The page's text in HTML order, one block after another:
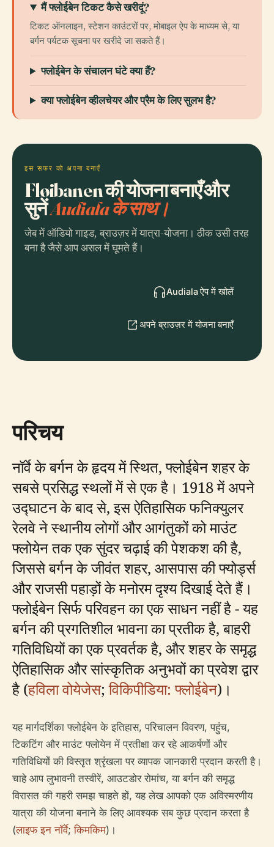
मैं फ्लोईबेन टिकट कैसे खरीदूं?
टिकट ऑनलाइन, स्टेशन काउंटरों पर, मोबाइल ऐप के माध्यम से, या
बर्गन पर्यटक सूचना पर खरीदे जा सकते हैं।
फ्लोईबेन के संचालन घंटे क्या हैं?
क्या फ्लोईबेन व्हीलचेयर और प्रैम के लिए सुलभ है?
इस सफर को अपना बनाएँ
Fløibanen की योजना बनाएँ और
सुनेंAudiala के साथ।
जेब में ऑडियो गाइड, ब्राउज़र में यात्रा-योजना। ठीक उसी तरह
बना है जैसे आप असल में घूमते हैं।
Audiala ऐप में खोलें
अपने ब्राउज़र में योजना बनाएँ
परिचय
नॉर्वे के बर्गन के हृदय में स्थित, फ्लोईबेन शहर के
सबसे प्रसिद्ध स्थलों में से एक है। 1918 में अपने
उद्घाटन के बाद से, इस ऐतिहासिक फनिक्युलर
रेलवे ने स्थानीय लोगों और आगंतुकों को माउंट
फ्लोयेन तक एक सुंदर चढ़ाई की पेशकश की है,
जिससे बर्गन के जीवंत शहर, आसपास की फ्योर्ड्स
और राजसी पहाड़ों के मनोरम दृश्य दिखाई देते हैं।
फ्लोईबेन सिर्फ परिवहन का एक साधन नहीं है - यह
बर्गन की प्रगतिशील भावना का प्रतीक है, बाहरी
गतिविधियों का एक प्रवर्तक है, और शहर के समृद्ध
ऐतिहासिक और सांस्कृतिक अनुभवों का प्रवेश द्वार
है (हविला वोयेजेस;विकिपीडिया: फ्लोईबेन)।
यह मार्गदर्शिका फ्लोईबेन के इतिहास, परिचालन विवरण, पहुंच,
टिकटिंग और माउंट फ्लोयेन में प्रतीक्षा कर रहे आकर्षणों और
गतिविधियों की विस्तृत श्रृंखला पर व्यापक जानकारी प्रदान करती है।
चाहे आप लुभावनी तस्वीरें, आउटडोर रोमांच, या बर्गन की समृद्ध
विरासत की गहरी समझ चाहते हों, यह लेख आपको एक अविस्मरणीय
यात्रा की योजना बनाने के लिए आवश्यक सब कुछ प्रदान करता है
(लाइफ इन नॉर्वे;किमकिम)।